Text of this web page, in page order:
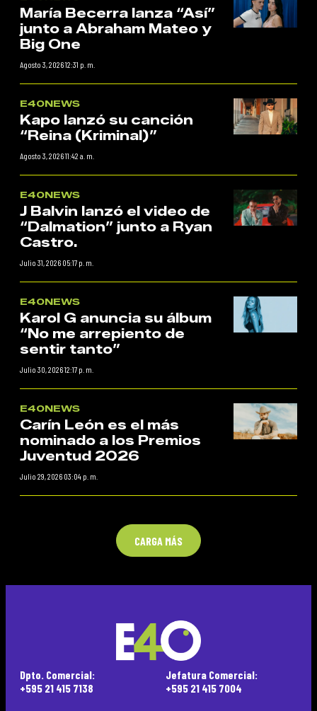
María Becerra lanza “Así”
junto a Abraham Mateo y
Big One
Agosto 3, 2026 12:31 p. m.
E40NEWS
Kapo lanzó su canción
“Reina (Kriminal)”
Agosto 3, 2026 11:42 a. m.
E40NEWS
J Balvin lanzó el video de
“Dalmation” junto a Ryan
Castro.
Julio 31, 2026 05:17 p. m.
E40NEWS
Karol G anuncia su álbum
“No me arrepiento de
sentir tanto”
Julio 30, 2026 12:17 p. m.
E40NEWS
Carín León es el más
nominado a los Premios
Juventud 2026
Julio 29, 2026 03:04 p. m.
CARGA MÁS
Dpto. Comercial:
+595 21 415 7138
Jefatura Comercial:
+595 21 415 7004